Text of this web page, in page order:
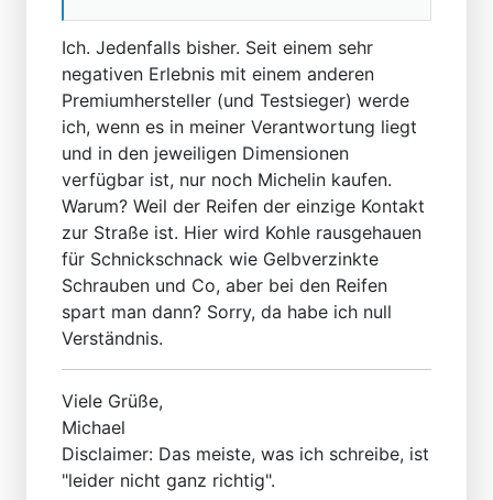
Ich. Jedenfalls bisher. Seit einem sehr
negativen Erlebnis mit einem anderen
Premiumhersteller (und Testsieger) werde
ich, wenn es in meiner Verantwortung liegt
und in den jeweiligen Dimensionen
verfügbar ist, nur noch Michelin kaufen.
Warum? Weil der Reifen der einzige Kontakt
zur Straße ist. Hier wird Kohle rausgehauen
für Schnickschnack wie Gelbverzinkte
Schrauben und Co, aber bei den Reifen
spart man dann? Sorry, da habe ich null
Verständnis.
Viele Grüße,
Michael
Disclaimer: Das meiste, was ich schreibe, ist
"leider nicht ganz richtig".